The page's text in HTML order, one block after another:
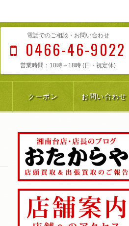
電話でのご相談・お問い合わせ
0466-46-9022
営業時間：10時～18時 (日・祝定休)
クーポン お問い合わせ